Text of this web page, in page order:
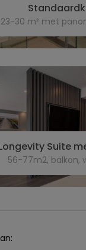
23-30 m² met
Suite
56-77m2, balkon,